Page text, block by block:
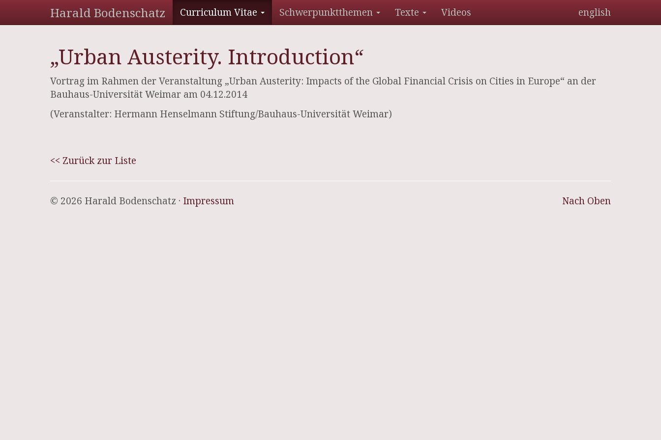
Harald Bodenschatz Curriculum Vitae Schwerpunktthemen Texte Videos english
„Urban Austerity. Introduction“
Vortrag im Rahmen der Veranstaltung „Urban Austerity: Impacts of the Global Financial Crisis on Cities in Europe“ an der
Bauhaus-Universität Weimar am 04.12.2014
(Veranstalter: Hermann Henselmann Stiftung/Bauhaus-Universität Weimar)
<< Zurück zur Liste
Nach Oben
© 2026 Harald Bodenschatz · Impressum